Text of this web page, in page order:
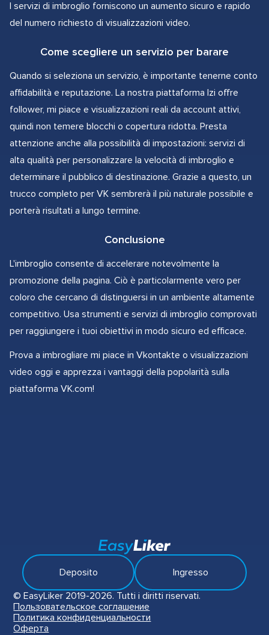
I servizi di imbroglio forniscono un aumento sicuro e rapido
del numero richiesto di visualizzazioni video.
Come scegliere un servizio per barare
Quando si seleziona un servizio, è importante tenerne conto
affidabilità e reputazione. La nostra piattaforma Izi offre
follower, mi piace e visualizzazioni reali da account attivi,
quindi non temere blocchi o copertura ridotta. Presta
attenzione anche alla possibilità di impostazioni: servizi di
alta qualità per personalizzare la velocità di imbroglio e
determinare il pubblico di destinazione. Grazie a questo, un
trucco completo per VK sembrerà il più naturale possibile e
porterà risultati a lungo termine.
Conclusione
L'imbroglio consente di accelerare notevolmente la
promozione della pagina. Ciò è particolarmente vero per
coloro che cercano di distinguersi in un ambiente altamente
competitivo. Usa strumenti e servizi di imbroglio comprovati
per raggiungere i tuoi obiettivi in modo sicuro ed efficace.
Prova a imbrogliare mi piace in Vkontakte o visualizzazioni
video oggi e apprezza i vantaggi della popolarità sulla
piattaforma VK.com!
Deposito
Ingresso
© EasyLiker 2019-2026. Tutti i diritti riservati.
Пользовательское соглашение
Политика конфиденциальности
Оферта